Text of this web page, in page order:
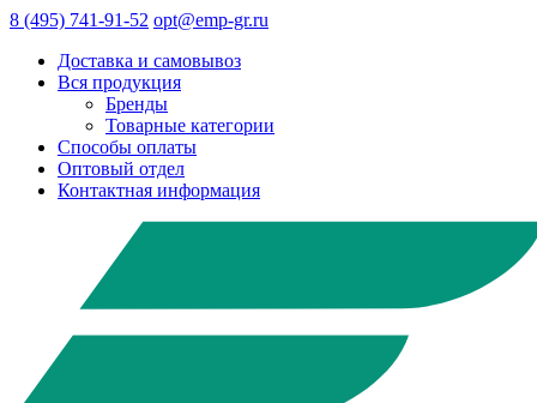
8 (495) 741-91-52 opt@emp-gr.ru
Доставка и самовывоз
Вся продукция
Бренды
Товарные категории
Способы оплаты
Оптовый отдел
Контактная информация